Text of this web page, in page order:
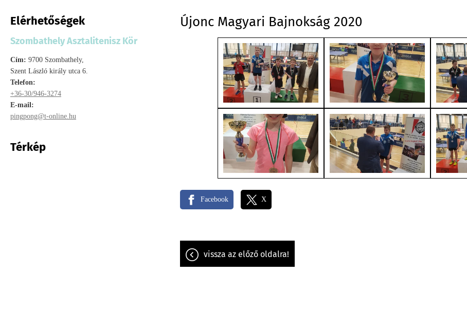
Elérhetőségek
Szombathely Asztalitenisz Kör
Cím: 9700 Szombathely,
Szent László király utca 6.
Telefon:
+36-30/946-3274
E-mail:
pingpong@t-online.hu
Térkép
Újonc Magyari Bajnokság 2020
Facebook X
vissza az előző oldalra!